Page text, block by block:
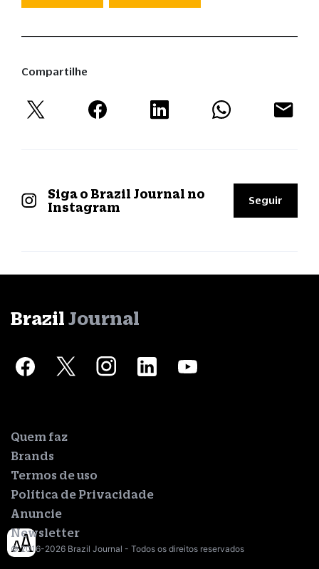
Compartilhe
Siga o Brazil Journal no
Instagram
Seguir
Brazil Journal
Quem faz
Brands
Termos de uso
Política de Privacidade
Anuncie
Newsletter
© 2016-2026 Brazil Journal - Todos os direitos reservados